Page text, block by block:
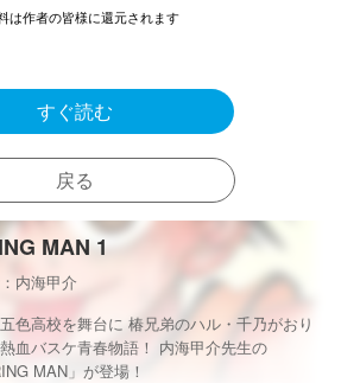
は作者の皆様に還元されます
すぐ読む
戻る
MAN 1
内海甲介
色高校を舞台に 椿兄弟のハル・千乃がおり
血バスケ青春物語！ 内海甲介先生の
MAN」が登場！